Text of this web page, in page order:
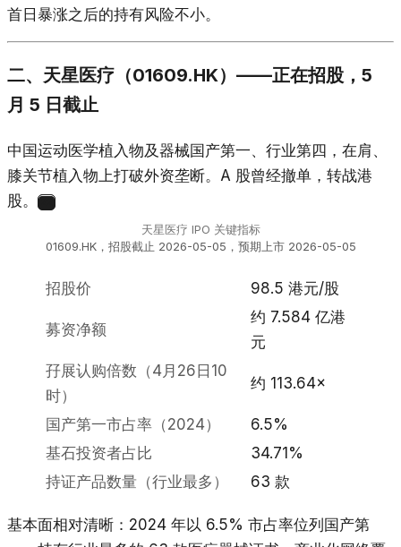
首日暴涨之后的持有风险不小。
二、天星医疗（01609.HK）——正在招股，5
月 5 日截止
中国运动医学植入物及器械国产第一、行业第四，在肩、
膝关节植入物上打破外资垄断。A 股曾经撤单，转战港
股。
天星医疗 IPO 关键指标
01609.HK，招股截止 2026-05-05，预期上市 2026-05-05
招股价 98.5 港元/股
募资净额
约 7.584 亿港
元
孖展认购倍数（4月26日10
时）
约 113.64×
国产第一市占率（2024）
6.5%
基石投资者占比
34.71%
持证产品数量（行业最多）
63 款
基本面相对清晰：2024 年以 6.5% 市占率位列国产第